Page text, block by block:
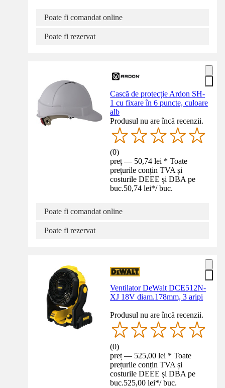
Poate fi comandat online
Poate fi rezervat
Cască de protecție Ardon SH-
1 cu fixare în 6 puncte, culoare
alb
Produsul nu are încă recenzii.
(0)
preț — 50,74 lei * Toate
prețurile conțin TVA și
costurile DEEE și DBA pe
buc.50,74 lei*/ buc.
Poate fi comandat online
Poate fi rezervat
Ventilator DeWalt DCE512N-
XJ 18V diam.178mm, 3 aripi
Produsul nu are încă recenzii.
(0)
preț — 525,00 lei * Toate
prețurile conțin TVA și
costurile DEEE și DBA pe
buc.525,00 lei*/ buc.